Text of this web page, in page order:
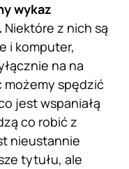
wykaz
. Niektóre z nich są
i komputer,
na na
możemy spędzić
jest wspaniałą
co robić z
nieustannie
tytułu, ale